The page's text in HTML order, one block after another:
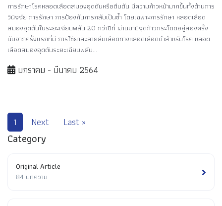
การรักษาโรคหลอดเลือดสมองอุดตันหรือตีบตัน มีความก้าวหน้ามากขึ้นทั้งด้านการ
วินิจฉัย การรักษา การป้องกันการกลับเป็นซ้ำ โดยเฉพาะการรักษา หลอดเลือด
สมองอุดตันในระยะเฉียบพลัน 20 กว่าปีที่ ผ่านมามีจุดก้าวกระโดดอยู่สองครั้ง
นับจากครั้งแรกที่มี การใช้ยาละลายลิ่มเลือดทางหลอดเลือดดำสำหรับโรค หลอด
เลือดสมองอุดตันระยะเฉียบพลัน...
มกราคม - มีนาคม 2564
1 Next Last »
Category
Original Article
84 บทความ